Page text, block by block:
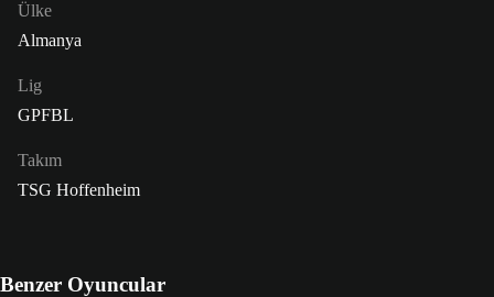
Ülke
Almanya
Lig
GPFBL
Takım
TSG Hoffenheim
Benzer Oyuncular